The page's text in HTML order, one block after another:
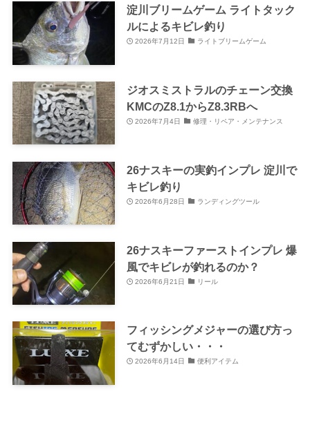
淀川ブリームゲーム ライトタック
ルによるキビレ釣り
2026年7月12日 ライトブリームゲーム
ジオスミストラルのチェーン交換
KMCのZ8.1からZ8.3RBへ
2026年7月4日 修理・リペア・メンテナンス
26ナスキーの実釣インプレ 淀川で
キビレ釣り
2026年6月28日 ランディングツール
26ナスキーファーストインプレ 爆
風でキビレが釣れるのか？
2026年6月21日 リール
フィッシングメジャーの選び方っ
てむずかしい・・・
2026年6月14日 便利アイテム